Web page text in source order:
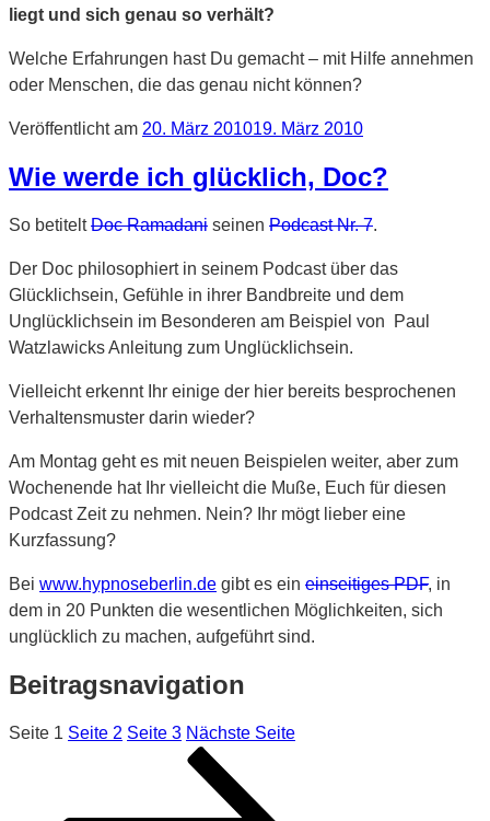
liegt und sich genau so verhält?
Welche Erfahrungen hast Du gemacht – mit Hilfe annehmen
oder Menschen, die das genau nicht können?
Veröffentlicht am 20. März 201019. März 2010
Wie werde ich glücklich, Doc?
So betiteltDoc Ramadani seinen Podcast Nr. 7.
Der Doc philosophiert in seinem Podcast über das
Glücklichsein, Gefühle in ihrer Bandbreite und dem
Unglücklichsein im Besonderen am Beispiel von Paul
Watzlawicks Anleitung zum Unglücklichsein.
Vielleicht erkennt Ihr einige der hier bereits besprochenen
Verhaltensmuster darin wieder?
Am Montag geht es mit neuen Beispielen weiter, aber zum
Wochenende hat Ihr vielleicht die Muße, Euch für diesen
Podcast Zeit zu nehmen. Nein? Ihr mögt lieber eine
Kurzfassung?
Bei www.hypnoseberlin.de gibt es ein einseitiges PDF, in
dem in 20 Punkten die wesentlichen Möglichkeiten, sich
unglücklich zu machen, aufgeführt sind.
Beitragsnavigation
Seite 1 Seite 2 Seite 3 Nächste Seite